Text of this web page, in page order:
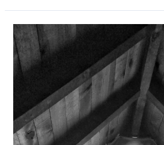
Rubicón,
la
crisis
de
años.